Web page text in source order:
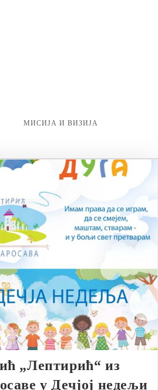
МИСИЈА И ВИЗИЈА
„Лептирић“ из
у Дечјој недељи